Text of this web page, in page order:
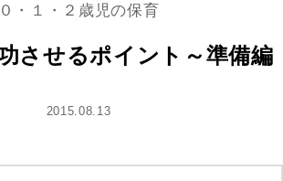
０・１・２歳児の保育
させるポイント～準備編
2015.08.13